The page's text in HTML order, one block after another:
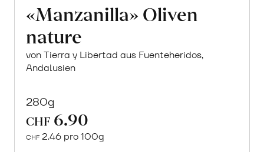
«Manzanilla» Oliven
nature
von Tierra y Libertad aus Fuenteheridos,
Andalusien
280g
CHF 6.90
CHF 2.46 pro 100g